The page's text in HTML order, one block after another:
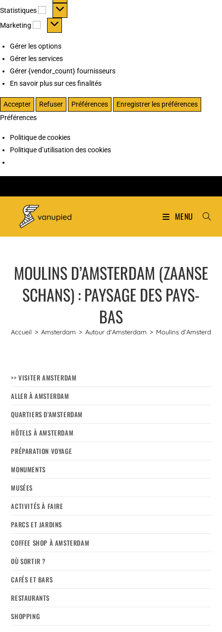
Statistiques Statistiques
Marketing Marketing
Gérer les options
Gérer les services
Gérer {vendor_count} fournisseurs
En savoir plus sur ces finalités
Accepter Refuser Préférences
Enregistrer les préférences
Préférences
Politique de cookies
Politique d’utilisation des cookies
MENU
MOULINS D’AMSTERDAM (ZAANSE
SCHANS) : PAYSAGE DES PAYS-
BAS
Accueil > Amsterdam > Autour d'Amsterdam > Moulins
>> VISITER AMSTERDAM
ALLER À AMSTERDAM
QUARTIERS D’AMSTERDAM
HÔTELS À AMSTERDAM
PRÉPARATION VOYAGE
MONUMENTS
MUSÉES
ACTIVITÉS À FAIRE
PARCS ET JARDINS
COFFEE SHOP À AMSTERDAM
OÙ SORTIR ?
CAFÉS ET BARS
RESTAURANTS
SHOPPING